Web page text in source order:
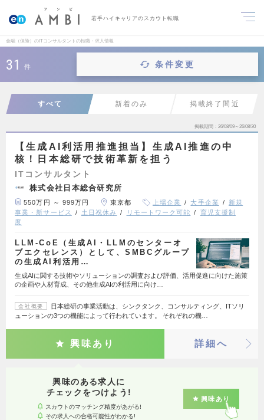
若手ハイキャリアのスカウト転職
金融（保険）のITコンサルタントの転職・求人情報
31 件 条件変更
すべて 新着のみ 掲載終了間近
掲載期間 26/08/09～26/08/30
【生成AI利活用推進担当】生成AI推進の中
核！日本総研で技術革新を担う
ITコンサルタント
株式会社日本総合研究所
550万円 ～ 999万円 東京都 上場企業 大手企業
新規
事業・新サービス
土日祝休み リモートワーク可能
育児支援制
度
LLM-CoE（生成AI・LLMのセンターオ
ブエクセレンス）として、SMBCグループ
の生成AI利活用…
生成AIに関する技術やソリューションの調査および評価、活用促進に向けた施策
の企画や人材育成、その他生成AIの利活用に向け…
会社概要
日本総研の事業活動は、シンクタンク、コンサルティング、ITソリ
ューションの3つの機能によって行われています。 それぞれの機…
興味あり 詳細へ
興味のある求人に
チェックをつけよう!
スカウトのマッチング精度があがる!
その求人への合格可能性がわかる!
興味あり